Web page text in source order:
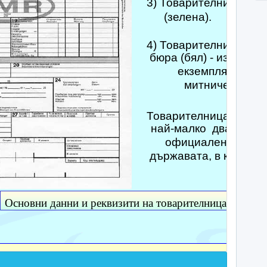
3) Товарителница за
(зелена).
4) Товарителница за
бюра (бял) - издава се
екземпляра,
митническите
Товарителницата се
най-малко два езика
официален,
държавата, в която се
Основни данни и реквизити на товарителницата:
доставката